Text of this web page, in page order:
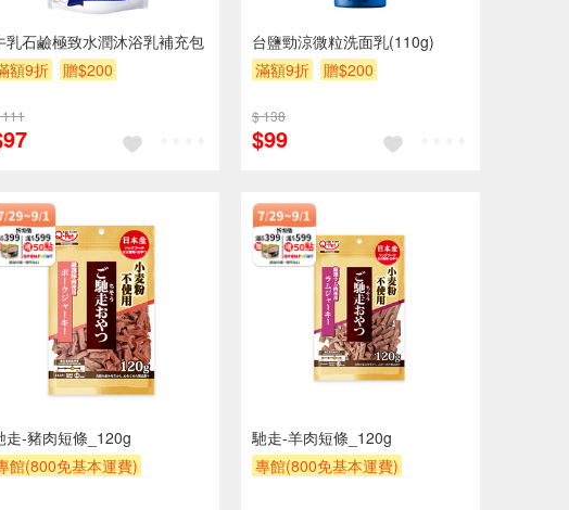
乳石鹼極致水潤沐浴乳補充包
額9折
贈$200
台鹽勁涼微粒洗面乳(110g)
滿額9折
贈$200
$ 138
$99
走-豬肉短條_120g
館(800免基本運費)
馳走-羊肉短條_120g
專館(800免基本運費)